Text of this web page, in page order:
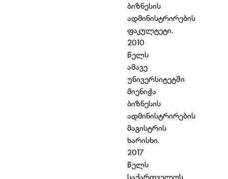
ბიზნესის
ადმინისტრირების
ფაკულტეტი.
2010
წელს
ამავე
უნივერსიტეტში
მიენიჭა
ბიზნესის
ადმინისტრირების
მაგისტრის
ხარისხი.
2017
წელს
საქართველოს